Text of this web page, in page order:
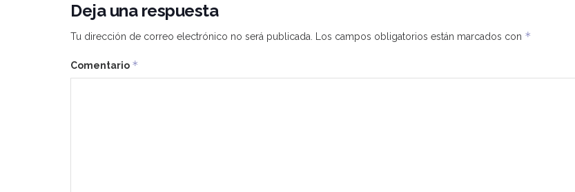
Deja una respuesta
Tu dirección de correo electrónico no será publicada. Los campos obligatorios están marcados con *
Comentario *